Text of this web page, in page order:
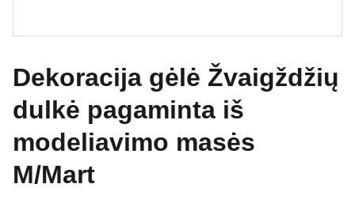
Dekoracija gėlė Žvaigždžių
dulkė pagaminta iš
modeliavimo masės
M/Mart